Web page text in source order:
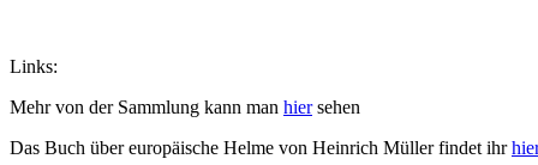
Links:
Mehr von der Sammlung kann man hiersehen
Das Buch über europäische Helme von Heinrich Müller findet ihr